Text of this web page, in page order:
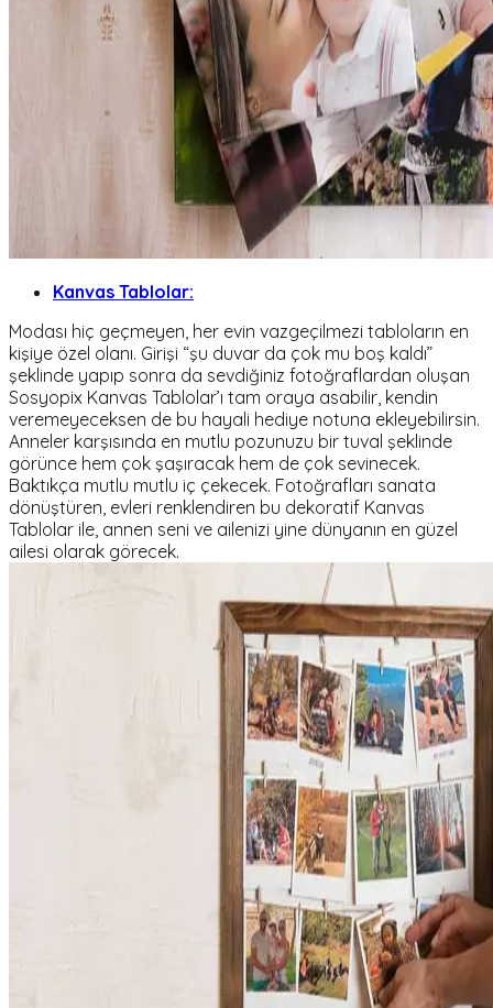
Kanvas Tablolar:
Modası hiç geçmeyen, her evin vazgeçilmezi tabloların en
kişiye özel olanı. Girişi “şu duvar da çok mu boş kaldı”
şeklinde yapıp sonra da sevdiğiniz fotoğraflardan oluşan
Sosyopix Kanvas Tablolar’ı tam oraya asabilir, kendin
veremeyeceksen de bu hayali hediye notuna ekleyebilirsin.
Anneler karşısında en mutlu pozunuzu bir tuval şeklinde
görünce hem çok şaşıracak hem de çok sevinecek.
Baktıkça mutlu mutlu iç çekecek. Fotoğrafları sanata
dönüştüren, evleri renklendiren bu dekoratif Kanvas
Tablolar ile, annen seni ve ailenizi yine dünyanın en güzel
ailesi olarak görecek.